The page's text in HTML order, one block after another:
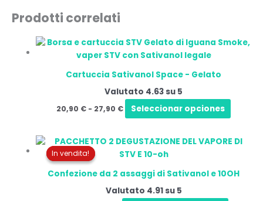
Prodotti correlati
Cartuccia Sativanol Space - Gelato
Valutato 4.63su 5
20,90 € - 27,90 €
Fascia
prezzo:
20,90 €
a
27,90 €
Seleccionar opciones
Questo
opzioni
essere
nella
In vendita!
In vendita!
Confezione da 2 assaggi di Sativanol e 10OH
Valutato 4.91su 5
Il
prezzo
originale
era:
69,80 €.
Il
attuale
60,00 €.